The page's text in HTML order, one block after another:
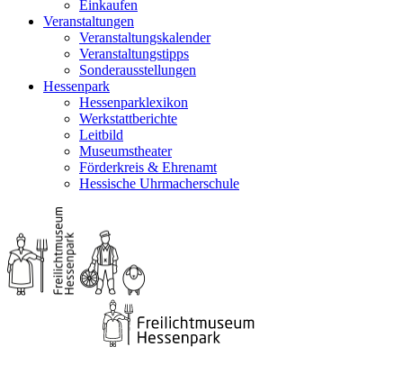
Einkaufen
Veranstaltungen
Veranstaltungskalender
Veranstaltungstipps
Sonderausstellungen
Hessenpark
Hessenparklexikon
Werkstattberichte
Leitbild
Museumstheater
Förderkreis & Ehrenamt
Hessische Uhrmacherschule